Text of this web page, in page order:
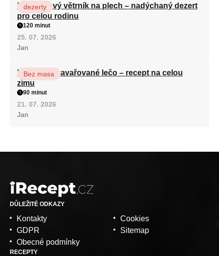
Karamelový větrník na plech – nadýchaný dezert
pro celou rodinu
dezerty
120 minut
25. 07. 2026
Jan
Babiččino zavařované lečo – recept na celou
zimu
Bez masa
90 minut
21. 07. 2026
Jan
DŮLEŽITÉ ODKAZY
Kontakty
GDPR
Obecné podmínky
Cookies
Sitemap
RECEPTY